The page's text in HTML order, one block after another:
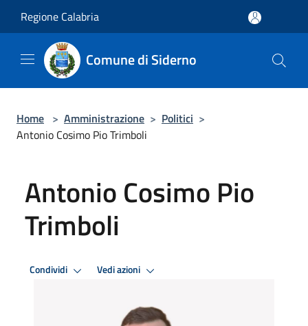
Regione Calabria
Comune di Siderno
Home > Amministrazione > Politici >
Antonio Cosimo Pio Trimboli
Antonio Cosimo Pio
Trimboli
Condividi Vedi azioni